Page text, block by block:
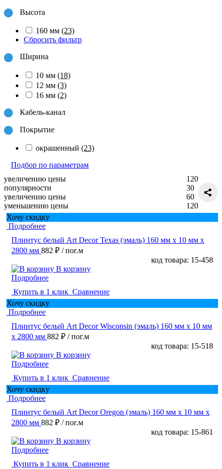
Высота
160 мм (23)
Сбросить фильтр
Ширина
10 мм (18)
12 мм (3)
16 мм (2)
Кабель-канал
Покрытие
окрашенный (23)
Подбор по параметрам
увеличению цены
популярности
увеличению цены
уменьшению цены
120
30
60
120
Хочу скидку
Подробнее
Плинтус белый Art Decor Texas (эмаль) 160 мм х 10 мм х
2800 мм 882 ₽ / пог.м
код товара: 15-458
В корзину
Подробнее
Купить в 1 клик Сравнение
Хочу скидку
Подробнее
Плинтус белый Art Decor Wisconsin (эмаль) 160 мм х 10 мм
х 2800 мм 882 ₽ / пог.м
код товара: 15-518
В корзину
Подробнее
Купить в 1 клик Сравнение
Хочу скидку
Подробнее
Плинтус белый Art Decor Oregon (эмаль) 160 мм х 10 мм х
2800 мм 882 ₽ / пог.м
код товара: 15-861
В корзину
Подробнее
Купить в 1 клик Сравнение